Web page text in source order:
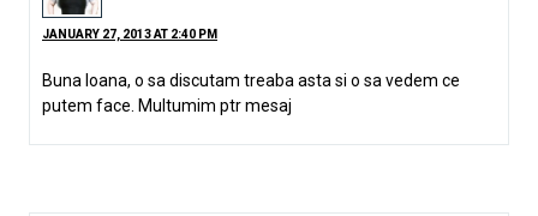
JANUARY 27, 2013 AT 2:40 PM
Buna Ioana, o sa discutam treaba asta si o sa vedem ce
putem face. Multumim ptr mesaj